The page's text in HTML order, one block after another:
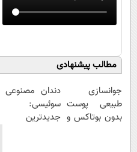
مطالب پیشنهادی
جوانسازی
طبیعی پوست
بدون بوتاکس و
دندان مصنوعی
سوئیسی:
جدیدترین